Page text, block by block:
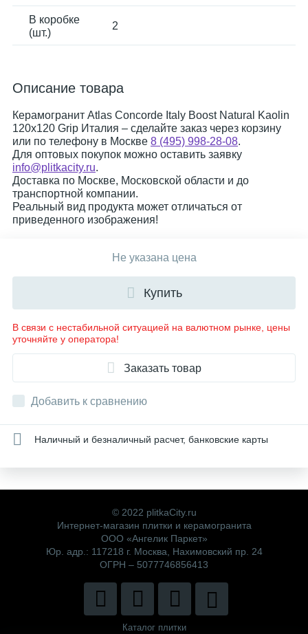
В коробке
(шт.)
2
Описание товара
Керамогранит Atlas Concorde Italy Boost Natural Kaolin
120x120 Grip Италия – сделайте заказ через корзину
или по телефону в Москве 8 (495) 998-28-08.
Для оптовых покупок можно оставить заявку
info@plitkacity.ru.
Доставка по Москве, Московской области и до
транспортной компании.
Реальный вид продукта может отличаться от
приведенного изображения!
Не указана цена
Купить
В связи с нестабильной ситуацией на валютном рынке, цены
уточняйте у оператора!
Заказать товар
Добавить к сравнению
Наличный и безналичный расчет, банковские карты
© 2022 plitkaCity.ru
Интернет-магазин плитки и керамогранита
ООО «Ангелик Паркет»
Юр. адр.: 117218 г. Москва, Нахимовский пр. 24
ОГРН – 5077746856413
Каталог плитки